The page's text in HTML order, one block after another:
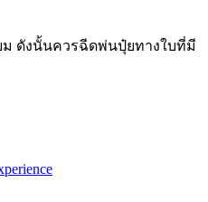
ดังนั้นควรฉีดพ่นปุ๋ยทางใบที่มี